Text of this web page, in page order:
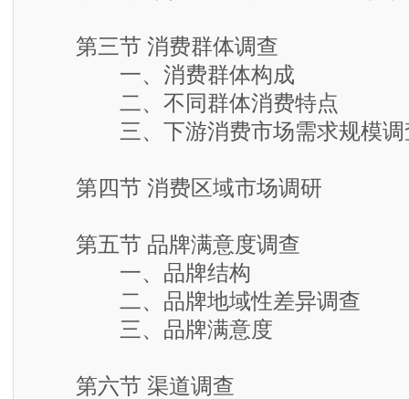
第三节 消费群体调查
一、消费群体构成
二、不同群体消费特点
三、下游消费市场需求规模调
第四节 消费区域市场调研
第五节 品牌满意度调查
一、品牌结构
二、品牌地域性差异调查
三、品牌满意度
第六节 渠道调查